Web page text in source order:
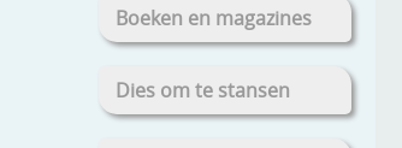
Boeken en magazines
Dies om te stansen